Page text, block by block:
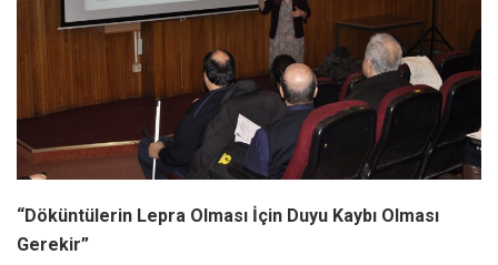
“Döküntülerin Lepra Olması İçin Duyu Kaybı Olması
Gerekir”